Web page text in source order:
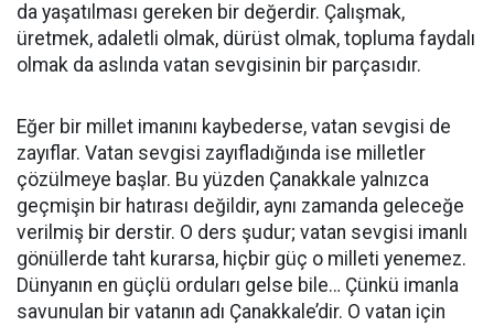
da yaşatılması gereken bir değerdir. Çalışmak,
üretmek, adaletli olmak, dürüst olmak, topluma faydalı
olmak da aslında vatan sevgisinin bir parçasıdır.
Eğer bir millet imanını kaybederse, vatan sevgisi de
zayıflar. Vatan sevgisi zayıfladığında ise milletler
çözülmeye başlar. Bu yüzden Çanakkale yalnızca
geçmişin bir hatırası değildir, aynı zamanda geleceğe
verilmiş bir derstir. O ders şudur; vatan sevgisi imanlı
gönüllerde taht kurarsa, hiçbir güç o milleti yenemez.
Dünyanın en güçlü orduları gelse bile… Çünkü imanla
savunulan bir vatanın adı Çanakkale’dir. O vatan için